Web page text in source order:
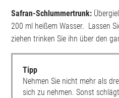
Safran-Schlummertrunk:
200 ml heißem Wasser. Lassen
ziehen trinken Sie ihn über den
Tipp
Nehmen Sie nicht mehr als
sich zu nehmen. Sonst